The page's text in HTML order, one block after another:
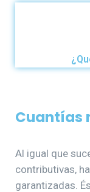
Cuantías
Al igual que
contributivas,
garantizadas.